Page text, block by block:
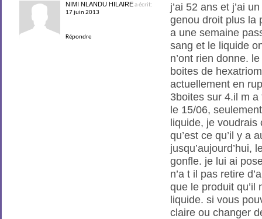
NIMI NLANDU HILAIREa écrit:
17 juin 2013
Répondre
j’ai 52 ans et j’ai
genou droit plus la
a une semaine
sang et le liquide
n’ont rien donne.
boites de
actuellement en
3boites sur 4.il m
le 15/06,
liquide, je voudrais
qu’est ce qu’il y a
jusqu’aujourd’hui,
gonfle. je lui ai
n’a t il pas retire
que le produit qu’il
liquide. si vous
claire ou changer